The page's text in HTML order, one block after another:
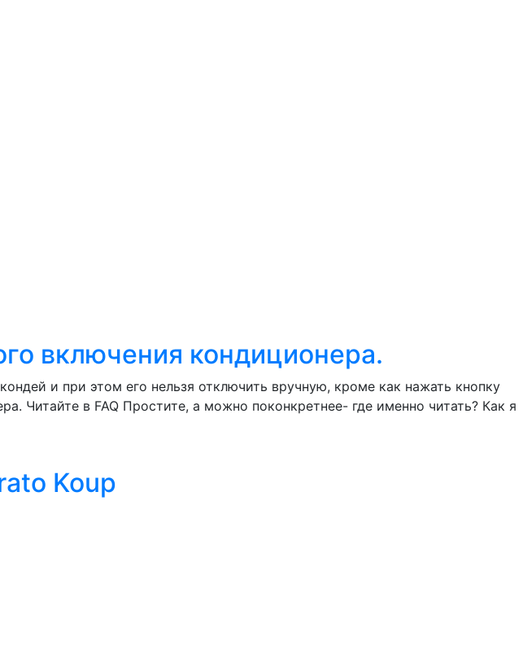
включения кондиционера.
и при этом его нельзя отключить вручную, кроме как нажать кнопку
Читайте в FAQ Простите, а можно поконкретнее- где именно читать? Как я
Koup